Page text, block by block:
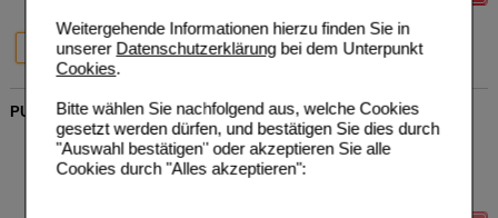
Weitergehende Informationen hierzu finden Sie in
unserer Datenschutzerklärungbei dem Unterpunkt
Cookies.
Bitte wählen Sie nachfolgend aus, welche Cookies
gesetzt werden dürfen, und bestätigen Sie dies durch
"Auswahl bestätigen" oder akzeptieren Sie alle
Cookies durch "Alles akzeptieren":
90 St
20%
180 St
20%
PURE ENCAPSULATIONS Vitamin C Kapseln
pro medico GmbH
06552456
90 St Kapseln
UVP**
Unser Preis